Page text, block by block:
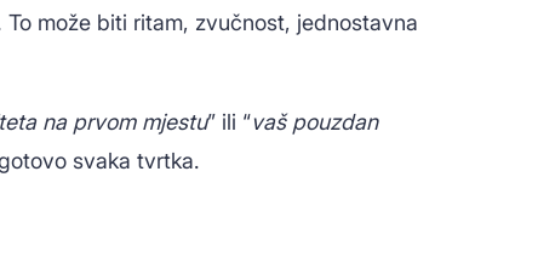
može biti ritam, zvučnost, jednostavna
na prvom mjestu” ili “vaš pouzdan
svaka tvrtka.